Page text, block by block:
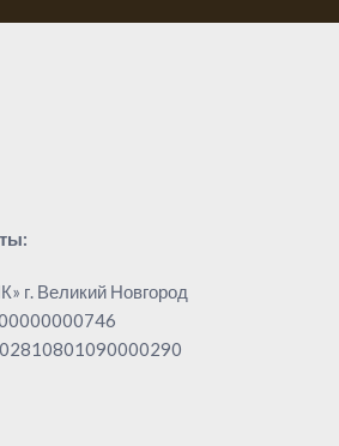
Великий Новгород